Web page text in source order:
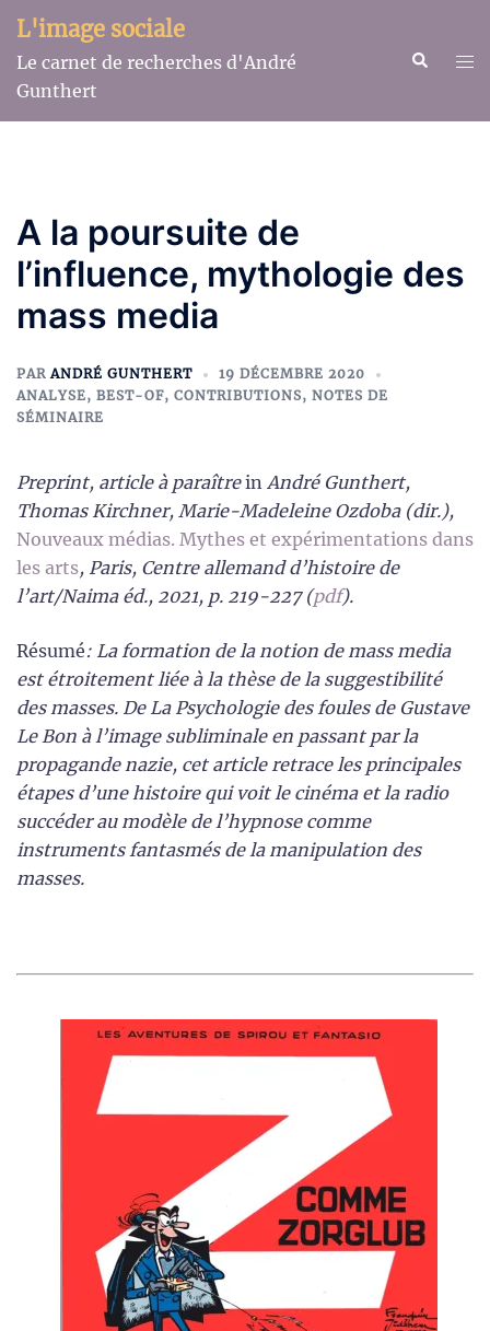
Aller
au
contenu
L'image sociale
Le carnet de recherches d'André
Gunthert
A la poursuite de
l’influence, mythologie des
mass media
PARANDRÉ GUNTHERT
19 DÉCEMBRE 2020
ANALYSE, BEST-OF, CONTRIBUTIONS, NOTES DE
SÉMINAIRE
Preprint, article à paraîtrein André Gunthert,
Thomas Kirchner, Marie-Madeleine Ozdoba (dir.),
Nouveaux médias. Mythes et expérimentations dans
les arts, Paris, Centre allemand d’histoire de
l’art/Naima éd., 2021, p. 219-227 (pdf).
Résumé: La formation de la notion de mass media
est étroitement liée à la thèse de la suggestibilité
des masses. De La Psychologie des foules de Gustave
Le Bon à l’image subliminale en passant par la
propagande nazie, cet article retrace les principales
étapes d’une histoire qui voit le cinéma et la radio
succéder au modèle de l’hypnose comme
instruments fantasmés de la manipulation des
masses.